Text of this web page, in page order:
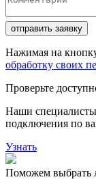
отправить заявку
Нажимая на
обработку своих
Проверьте
Наши
подключения по
Узнать
Поможем выбрать